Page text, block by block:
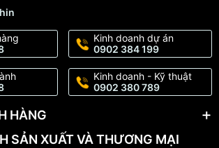
110V
phát huy hiệu quả trong các khu vực có
hoặc dao động thất thường nhưnhà ở
dân cư ngoại thành, nông thôn, hoặckhu
dụng cho những nơi cóđiện áp cao hoặc
Kinh doanh dự án
0902 384 199
Kinh doanh - Kỹ thuật
0902 380 789
HÀNG
SẢN XUẤT VÀ THƯƠNG MẠI